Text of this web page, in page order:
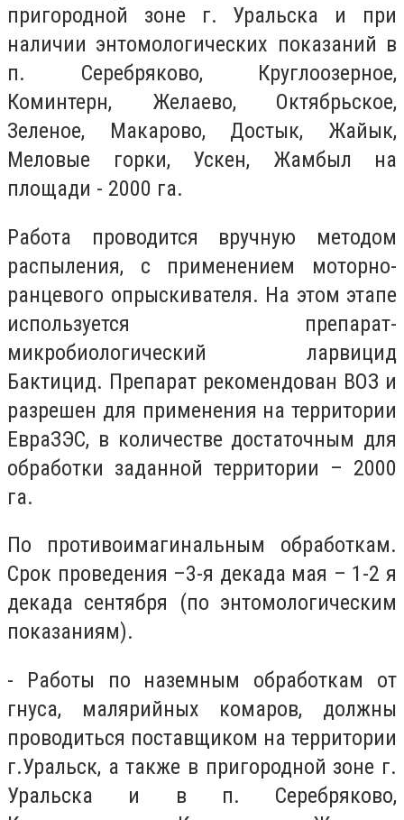
пригородной зоне г. Уральска и при
наличии энтомологических показаний в
п. Серебряково, Круглоозерное,
Коминтерн, Желаево, Октябрьское,
Зеленое, Макарово, Достык, Жайык,
Меловые горки, Ускен, Жамбыл на
площади - 2000 га.
Работа проводится вручную методом
распыления, с применением моторно-
ранцевого опрыскивателя. На этом этапе
используется препарат-
микробиологический ларвицид
Бактицид. Препарат рекомендован ВОЗ и
разрешен для применения на территории
ЕвраЗЭС, в количестве достаточным для
обработки заданной территории – 2000
га.
По противоимагинальным обработкам.
Срок проведения –3-я декада мая – 1-2 я
декада сентября (по энтомологическим
показаниям).
- Работы по наземным обработкам от
гнуса, малярийных комаров, должны
проводиться поставщиком на территории
г.Уральск, а также в пригородной зоне г.
Уральска и в п. Серебряково,